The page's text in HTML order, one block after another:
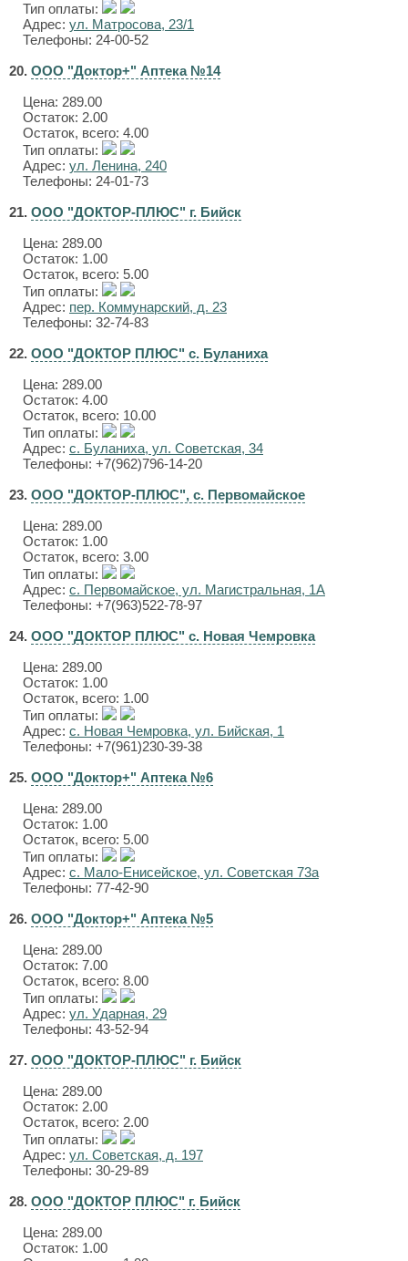
Тип оплаты:
Адрес: ул. Матросова, 23/1
Телефоны: 24-00-52
20. ООО "Доктор+" Аптека №14
Цена: 289.00
Остаток: 2.00
Остаток, всего: 4.00
Тип оплаты:
Адрес: ул. Ленина, 240
Телефоны: 24-01-73
21. ООО "ДОКТОР-ПЛЮС" г. Бийск
Цена: 289.00
Остаток: 1.00
Остаток, всего: 5.00
Тип оплаты:
Адрес: пер. Коммунарский, д. 23
Телефоны: 32-74-83
22. ООО "ДОКТОР ПЛЮС" с. Буланиха
Цена: 289.00
Остаток: 4.00
Остаток, всего: 10.00
Тип оплаты:
Адрес: с. Буланиха, ул. Советская, 34
Телефоны: +7(962)796-14-20
23. ООО "ДОКТОР-ПЛЮС", с. Первомайское
Цена: 289.00
Остаток: 1.00
Остаток, всего: 3.00
Тип оплаты:
Адрес: с. Первомайское, ул. Магистральная, 1А
Телефоны: +7(963)522-78-97
24. ООО "ДОКТОР ПЛЮС" с. Новая Чемровка
Цена: 289.00
Остаток: 1.00
Остаток, всего: 1.00
Тип оплаты:
Адрес: с. Новая Чемровка, ул. Бийская, 1
Телефоны: +7(961)230-39-38
25. ООО "Доктор+" Аптека №6
Цена: 289.00
Остаток: 1.00
Остаток, всего: 5.00
Тип оплаты:
Адрес: с. Мало-Енисейское, ул. Советская 73а
Телефоны: 77-42-90
26. ООО "Доктор+" Аптека №5
Цена: 289.00
Остаток: 7.00
Остаток, всего: 8.00
Тип оплаты:
Адрес: ул. Ударная, 29
Телефоны: 43-52-94
27. ООО "ДОКТОР-ПЛЮС" г. Бийск
Цена: 289.00
Остаток: 2.00
Остаток, всего: 2.00
Тип оплаты:
Адрес: ул. Советская, д. 197
Телефоны: 30-29-89
28. ООО "ДОКТОР ПЛЮС" г. Бийск
Цена: 289.00
Остаток: 1.00